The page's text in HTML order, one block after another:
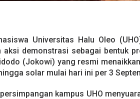
Universitas Halu Oleo
aksi demonstrasi sebagai bentuk
(Jokowi) yang resmi
solar mulai hari ini per 3
kampus UHO
Ditikam
saat Pesta
2026
8.000 Liter
Tersangka
Di Kriminal, News